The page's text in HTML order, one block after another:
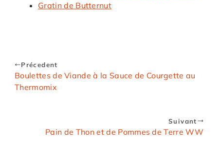
Gratin de Butternut
Précedent
Boulettes de Viande à la Sauce de Courgette au
Thermomix
Suivant
Pain de Thon et de Pommes de Terre WW